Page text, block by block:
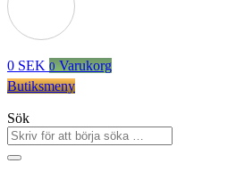
0 SEK 0 Varukorg
Butiksmeny
Sök